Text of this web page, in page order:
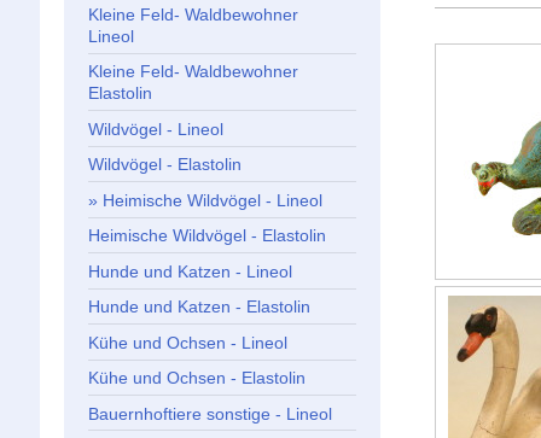
Kleine Feld- Waldbewohner
Lineol
Kleine Feld- Waldbewohner
Elastolin
Wildvögel - Lineol
Wildvögel - Elastolin
Heimische Wildvögel - Lineol
Heimische Wildvögel - Elastolin
Hunde und Katzen - Lineol
Hunde und Katzen - Elastolin
Kühe und Ochsen - Lineol
Kühe und Ochsen - Elastolin
Bauernhoftiere sonstige - Lineol